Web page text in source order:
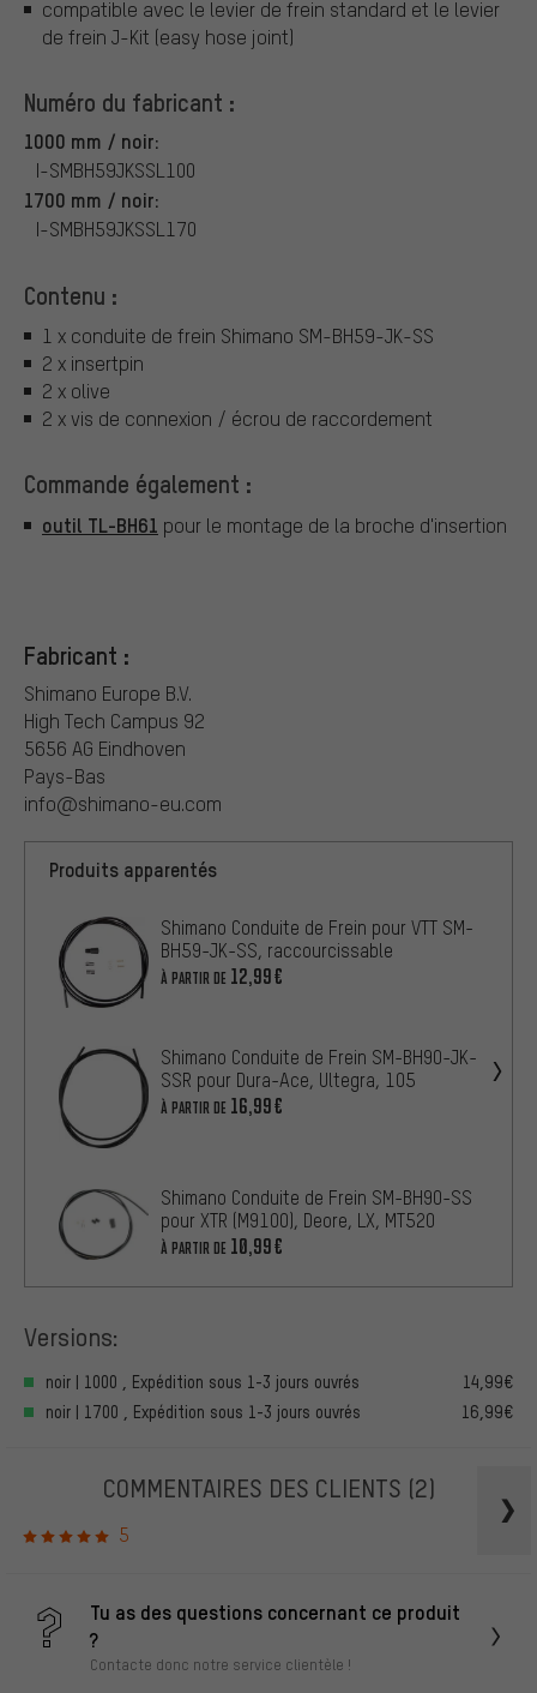
compatible avec le levier de frein standard et le levier
de frein J-Kit (easy hose joint)
Numéro du fabricant :
1000 mm / noir:
I-SMBH59JKSSL100
1700 mm / noir:
I-SMBH59JKSSL170
Contenu :
1 x conduite de frein Shimano SM-BH59-JK-SS
2 x insertpin
2 x olive
2 x vis de connexion / écrou de raccordement
Commande également :
outil TL-BH61 pour le montage de la broche d'insertion
Fabricant :
Shimano Europe B.V.
High Tech Campus 92
5656 AG Eindhoven
Pays-Bas
info@shimano-eu.com
Produits apparentés
Shimano Conduite de Frein pour VTT SM-
BH59-JK-SS, raccourcissable
À PARTIR DE 12,99€
Shimano Conduite de Frein SM-BH90-JK-
SSR pour Dura-Ace, Ultegra, 105
À PARTIR DE 16,99€
Shimano Conduite de Frein SM-BH90-SS
pour XTR (M9100), Deore, LX, MT520
À PARTIR DE 10,99€
Versions:
noir | 1000 , Expédition sous 1-3 jours ouvrés
14,99€
noir | 1700 , Expédition sous 1-3 jours ouvrés
16,99€
COMMENTAIRES DES CLIENTS (2)
5
Tu as des questions concernant ce produit
?
Contacte donc notre service clientèle !